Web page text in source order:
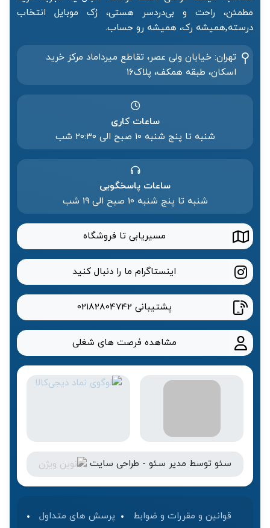
مطمئن، راحت و بی‌دردسر هستی، رُک موبایل انتخاب
درسته٬همیشه رک، همیشه رو حساب.
تهران: خیابان ولی عصر، تقاطع میرداماد مرکز خرید‌
اسکان، طبقه همکف، پلاک۱۶
ساعات کاری
شنبه تا پنج شنبه ۱۰ صبح الی 20:۳۰ شب
ساعات پاسخگویی
شنبه تا پنج شنبه 10 صبح الی 19 شب
مسیریابی تا فروشگاه
اینستاگرام ما را دنبال کنید
پشتیبانی 02182804742
مشاهده فرصت های شغلی
سئو توسط مدیر سئو - طراحی سایت
قوانین و مقررات و ضوابط پرسش های متداول